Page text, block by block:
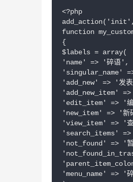
<?php
function
{
$labels = array(
'name' => '碎语',
'singular_name'
'add_new' => '发
'add_new_item'
'edit_item' => '编
'new_item' => '新
'view_item' => '
'search_items'
'not_found' => '
'menu_name' => '